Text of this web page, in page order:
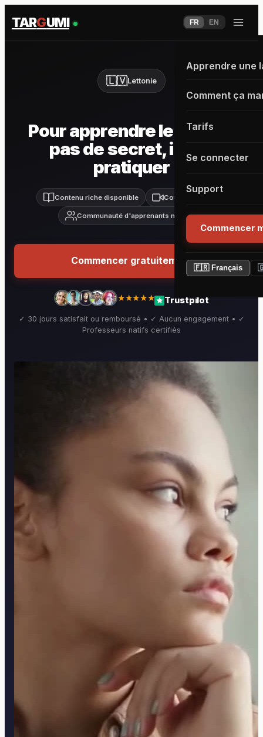
TARGUMI FR EN
Apprendre une
Comment ça
Tarifs
Se connecter
Support
Commencer
🇫🇷 Français
🇱🇻Lettonie
Pour apprendre le Letton
pas de secret, il faut
pratiquer
Contenu riche disponible Cours live inclus
Communauté d'apprenants motivés
Commencer gratuitement
★★★★★ Trustpilot
✓ 30 jours satisfait ou remboursé • ✓ Aucun engagement • ✓
Professeurs natifs certifiés